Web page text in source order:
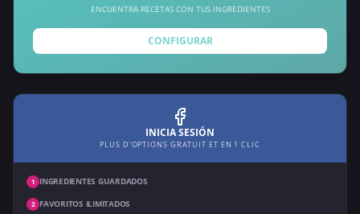
ENCUENTRA RECETAS CON TUS INGREDIENTES
CONFIGURAR
INICIA SESIÓN
PLUS D'OPTIONS GRATUIT ET EN 1 CLIC
1 INGREDIENTES GUARDADOS
2 FAVORITOS ILIMITADOS